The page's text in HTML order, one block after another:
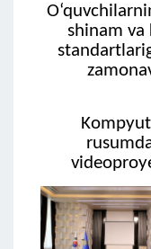
shinam